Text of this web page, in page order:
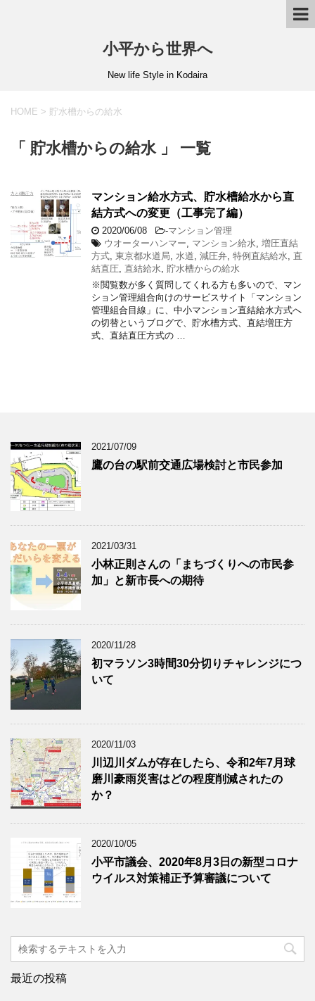
小平から世界へ
New life Style in Kodaira
HOME > 貯水槽からの給水
「 貯水槽からの給水 」 一覧
マンション給水方式、貯水槽給水から直
結方式への変更（工事完了編）
2020/06/08 -マンション管理
ウオーターハンマー
マンション給水 増圧直結
方式 東京都水道局 水道 減圧弁 特例直結給水 直
結直圧 直結給水
貯水槽からの給水
※閲覧数が多く質問してくれる方も多いので、マン
ション管理組合向けのサービスサイト「マンション
管理組合目線」に、中小マンション直結給水方式へ
の切替というブログで、貯水槽方式、直結増圧方
式、直結直圧方式の …
2021/07/09
鷹の台の駅前交通広場検討と市民参加
2021/03/31
小林正則さんの「まちづくりへの市民参
加」と新市長への期待
2020/11/28
初マラソン3時間30分切りチャレンジにつ
いて
2020/11/03
川辺川ダムが存在したら、令和2年7月球
磨川豪雨災害はどの程度削減されたの
か？
2020/10/05
小平市議会、2020年8月3日の新型コロナ
ウイルス対策補正予算審議について
最近の投稿